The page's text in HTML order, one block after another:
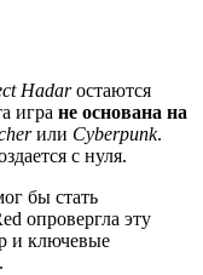
Hadarостаются
игра не основана на
или Cyberpunk.
с нуля.
бы стать
опровергла эту
и ключевые